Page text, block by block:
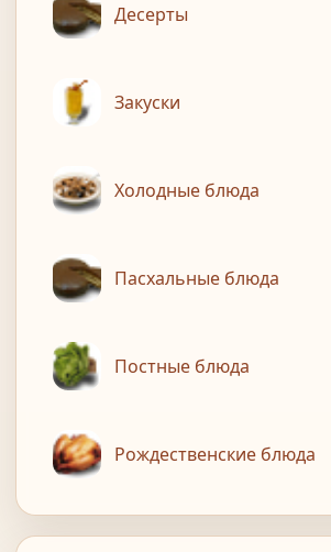
Десерты
Закуски
Холодные блюда
Пасхальные блюда
Постные блюда
Рождественские блюда